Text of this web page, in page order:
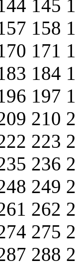
145
158
171
184
197
210
223
236
249
262
275
288